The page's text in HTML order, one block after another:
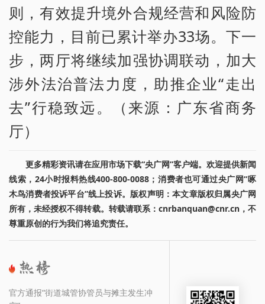
则，有效提升境外合规经营和风险防
控能力，目前已累计举办33场。下一
步，两厅将继续加强协调联动，加大
涉外法治普法力度，助推企业“走出
去”行稳致远。（来源：广东省商务
厅）
更多精彩资讯请在应用市场下载“央广网”客户端。欢迎提供新闻
线索，24小时报料热线400-800-0088；消费者也可通过央广网“啄
木鸟消费者投诉平台”线上投诉。版权声明：本文章版权归属央广网
所有，未经授权不得转载。转载请联系：cnrbanquan@cnr.cn，不
尊重原创的行为我们将追究责任。
官方通报“街道城管协管员与摊主发生冲